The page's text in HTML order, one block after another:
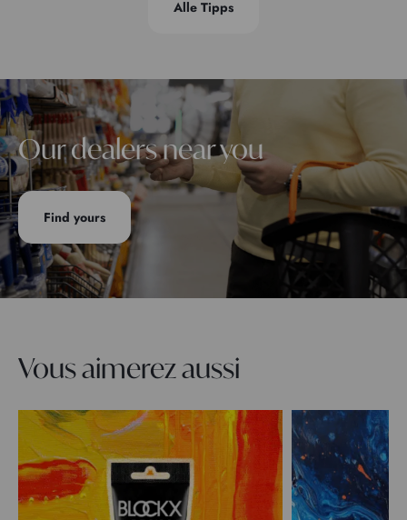
Alle Tipps
Our dealers near you
Find yours
Vous aimerez aussi